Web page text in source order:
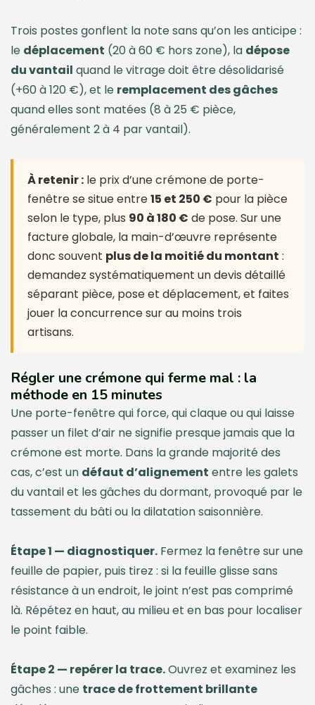
Trois postes gonflent la note sans qu’on les anticipe :
le déplacement (20 à 60 € hors zone), la dépose
du vantail quand le vitrage doit être désolidarisé
(+60 à 120 €), et le remplacement des gâches
quand elles sont matées (8 à 25 € pièce,
généralement 2 à 4 par vantail).
À retenir : le prix d’une crémone de porte-
fenêtre se situe entre15 et 250 € pour la pièce
selon le type, plus 90 à 180 € de pose. Sur une
facture globale, la main-d’œuvre représente
donc souvent plus de la moitié du montant :
demandez systématiquement un devis détaillé
séparant pièce, pose et déplacement, et faites
jouer la concurrence sur au moins trois
artisans.
Régler une crémone qui ferme mal : la
méthode en 15 minutes
Une porte-fenêtre qui force, qui claque ou qui laisse
passer un filet d’air ne signifie presque jamais que la
crémone est morte. Dans la grande majorité des
cas, c’est un défaut d’alignement entre les galets
du vantail et les gâches du dormant, provoqué par le
tassement du bâti ou la dilatation saisonnière.
Étape 1 — diagnostiquer. Fermez la fenêtre sur une
feuille de papier, puis tirez : si la feuille glisse sans
résistance à un endroit, le joint n’est pas comprimé
là. Répétez en haut, au milieu et en bas pour localiser
le point faible.
Étape 2 — repérer la trace.Ouvrez et examinez les
gâches : une trace de frottement brillante